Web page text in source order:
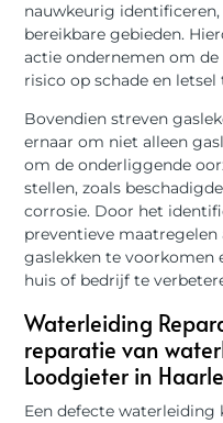
nauwkeurig
bereikbare gebieden.
actie ondernemen om
risico op schade en
Bovendien streven
ernaar om niet alleen
om de onderliggende
stellen, zoals
corrosie. Door het
preventieve
gaslekken te voorkomen
huis of bedrijf te
Waterleiding
reparatie van
Loodgieter in
Een defecte